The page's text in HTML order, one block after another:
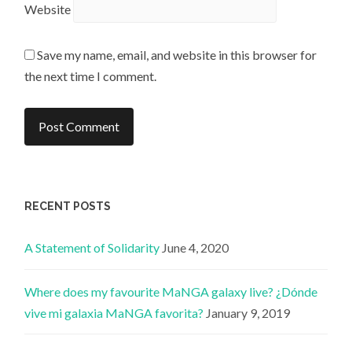
Website
Save my name, email, and website in this browser for
the next time I comment.
RECENT POSTS
A Statement of Solidarity June 4, 2020
Where does my favourite MaNGA galaxy live? ¿Dónde
vive mi galaxia MaNGA favorita? January 9, 2019